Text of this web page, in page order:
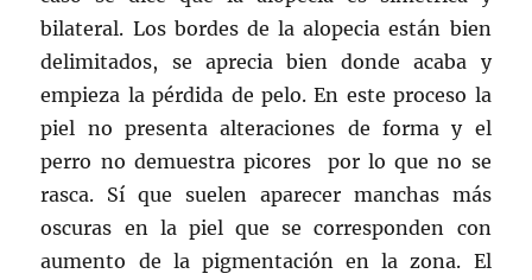
bilateral. Los bordes de la alopecia están bien
delimitados, se aprecia bien donde acaba y
empieza la pérdida de pelo. En este proceso la
piel no presenta alteraciones de forma y el
perro no demuestra picores por lo que no se
rasca. Sí que suelen aparecer manchas más
oscuras en la piel que se corresponden con
aumento de la pigmentación en la zona. El